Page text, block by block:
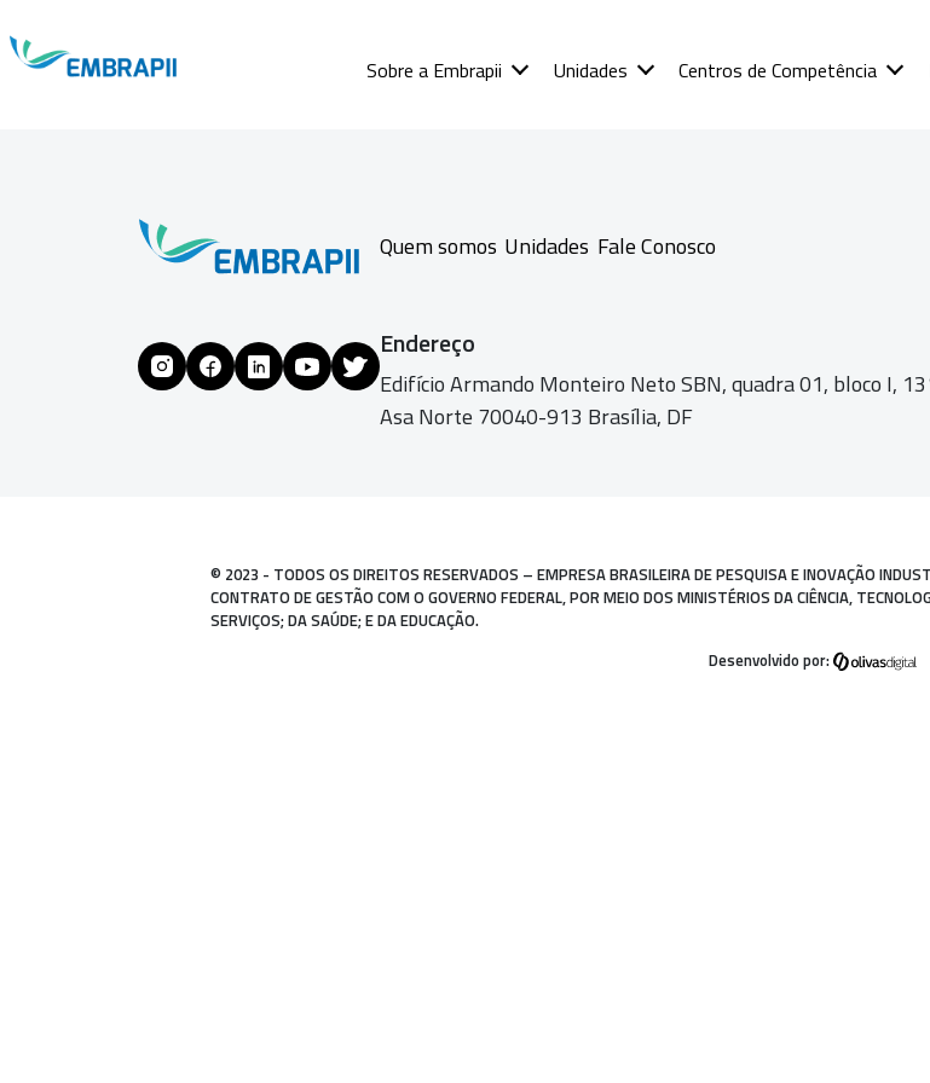
Sobre a Embrapii Unidades Centros de Competência
Quem somos Unidades Fale Conosco
Endereço
Edifício Armando Monteiro Neto SBN, quadra 01, bloco I,
Asa Norte 70040-913 Brasília, DF
© 2023 - TODOS OS DIREITOS RESERVADOS – EMPRESA BRASILEIRA DE PESQUISA E INOVAÇÃO
CONTRATO DE GESTÃO COM O GOVERNO FEDERAL, POR MEIO DOS MINISTÉRIOS DA CIÊNCIA,
SERVIÇOS; DA SAÚDE; E DA EDUCAÇÃO.
Desenvolvido por: